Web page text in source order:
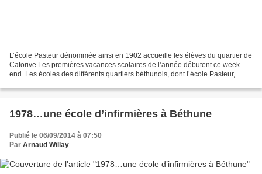
L’école Pasteur dénommée ainsi en 1902 accueille les élèves du quartier de
Catorive Les premières vacances scolaires de l’année débutent ce week
end. Les écoles des différents quartiers béthunois, dont l’école Pasteur,
1978…une école d’infirmières à Béthune
Publié le 06/09/2014 à 07:50
Par Arnaud Willay